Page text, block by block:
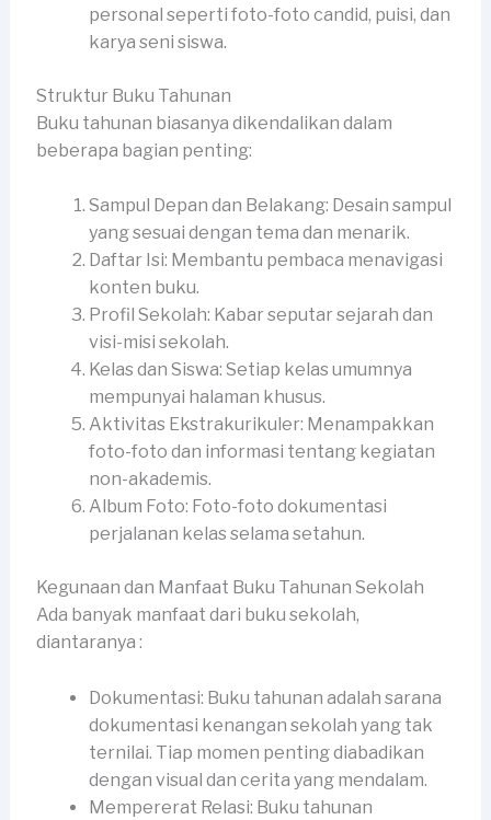
personal seperti foto-foto candid, puisi, dan
karya seni siswa.
Struktur Buku Tahunan
Buku tahunan biasanya dikendalikan dalam
beberapa bagian penting:
Sampul Depan dan Belakang: Desain sampul
yang sesuai dengan tema dan menarik.
Daftar Isi: Membantu pembaca menavigasi
konten buku.
Profil Sekolah: Kabar seputar sejarah dan
visi-misi sekolah.
Kelas dan Siswa: Setiap kelas umumnya
mempunyai halaman khusus.
Aktivitas Ekstrakurikuler: Menampakkan
foto-foto dan informasi tentang kegiatan
non-akademis.
Album Foto: Foto-foto dokumentasi
perjalanan kelas selama setahun.
Kegunaan dan Manfaat Buku Tahunan Sekolah
Ada banyak manfaat dari buku sekolah,
diantaranya :
Dokumentasi: Buku tahunan adalah sarana
dokumentasi kenangan sekolah yang tak
ternilai. Tiap momen penting diabadikan
dengan visual dan cerita yang mendalam.
Mempererat Relasi: Buku tahunan